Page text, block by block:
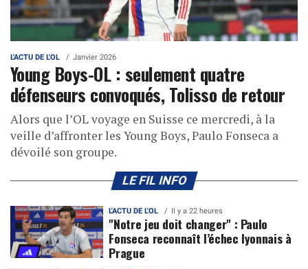
L'ACTU DE L'OL Janvier 2026
Young Boys-OL : seulement quatre
défenseurs convoqués, Tolisso de retour
Alors que l’OL voyage en Suisse ce mercredi, à la
veille d’affronter les Young Boys, Paulo Fonseca a
dévoilé son groupe.
LE FIL INFO
L'ACTU DE L'OL Il y a 22 heures
"Notre jeu doit changer" : Paulo
Fonseca reconnaît l’échec lyonnais à
Prague